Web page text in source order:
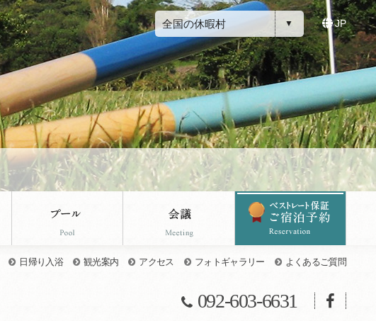
全国の休暇村 JP
日帰り入浴 観光案内 アクセス フォトギャラリー よくあるご質問
092-603-6631